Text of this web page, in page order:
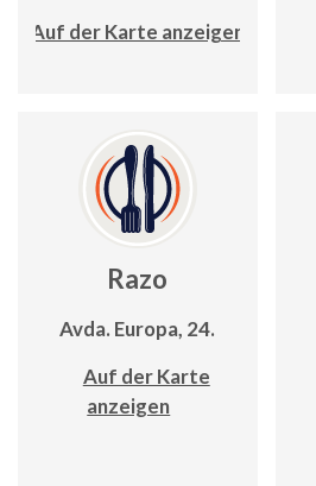
Auf der Karte anzeigen
Razo
Avda. Europa, 24.
Auf der Karte
anzeigen